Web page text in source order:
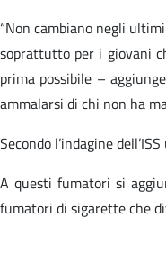
“Non cambiano negli
soprattutto per i giovani
prima possibile –
ammalarsi di chi non ha
Secondo l’indagine
A questi fumatori si
fumatori di sigarette che